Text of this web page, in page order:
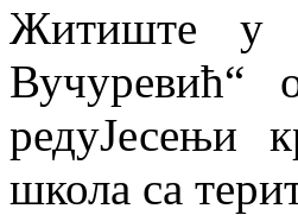
Житиште у
Вучуревић“
редуЈесењи
школа са